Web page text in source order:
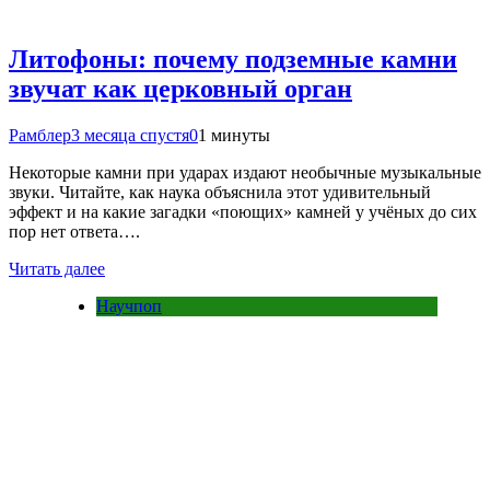
Литофоны: почему подземные камни
звучат как церковный орган
Рамблер3 месяца спустя01 минуты
Некоторые камни при ударах издают необычные музыкальные
звуки. Читайте, как наука объяснила этот удивительный
эффект и на какие загадки «поющих» камней у учёных до сих
пор нет ответа….
Читать далее
Научпоп